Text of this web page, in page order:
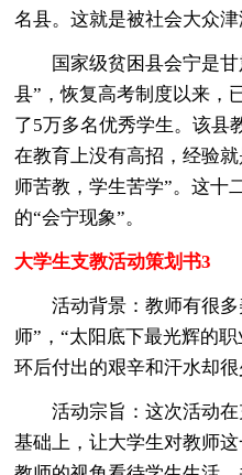
名县。这就是被社会大众津
国家级贫困县会宁是甘
县”，恢复高考制度以来，
了5万多名优秀学生。该县
在教育上没有高招，经验
师苦教，学生苦学”。这十
的“会宁现象”。
大学生支教活动策划书3
活动背景：教师有很多
师”，“太阳底下最光辉的
环后付出的艰辛和汗水却很
活动宗旨：这次活动在
基础上，让大学生对教师